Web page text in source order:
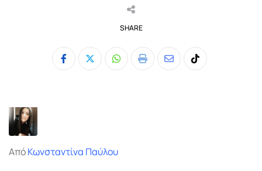
SHARE
Whatsapp
Print
ShareTiktok
ΑπόΚωνσταντίνα Παύλου